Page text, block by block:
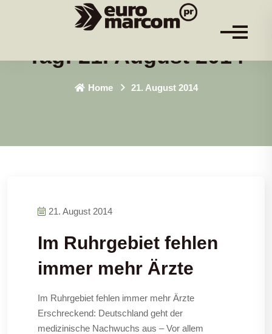
Tag:21. August 2014
Home 21. August 2014
21. August 2014
Im Ruhrgebiet fehlen
immer mehr Ärzte
Im Ruhrgebiet fehlen immer mehr Ärzte
Erschreckend: Deutschland geht der
medizinische Nachwuchs aus – Vor allem